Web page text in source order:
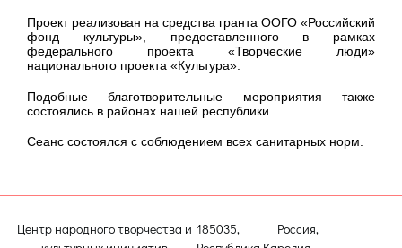
Проект реализован на средства гранта ООГО «Российский
фонд культуры», предоставленного в рамках
федерального проекта «Творческие люди»
национального проекта «Культура».
Подобные благотворительные мероприятия также
состоялись в районах нашей республики.
Сеанс состоялся с соблюдением всех санитарных норм.
Центр народного творчества и 185035, Россия,